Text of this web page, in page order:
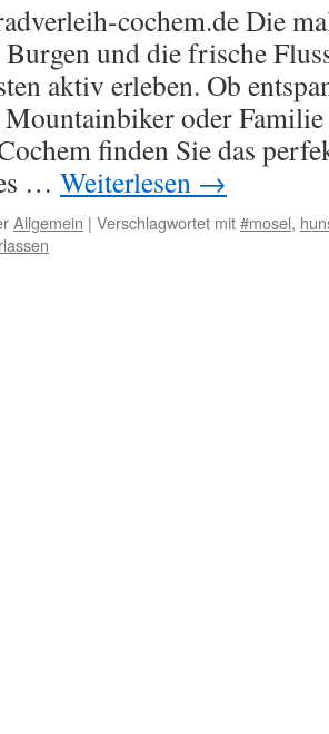
cochem.de Die
und die frische
aktiv erleben. Ob
oder
finden Sie das
… Weiterlesen →
Allgemein | Verschlagwortet mit#mosel,